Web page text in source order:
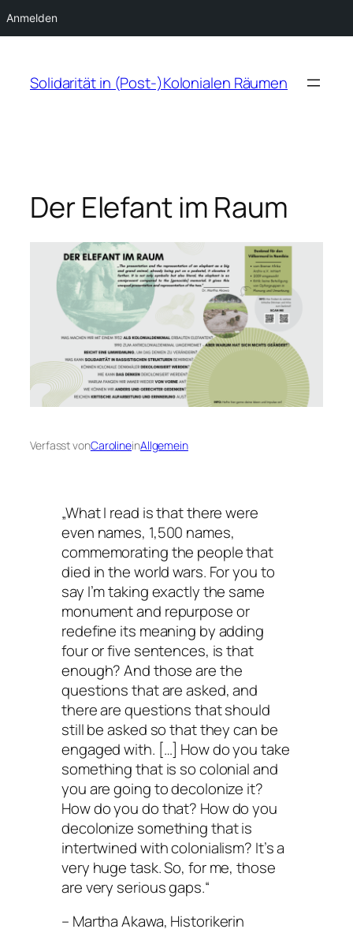
Anmelden
springen
Solidarität in (Post-)Kolonialen Räumen
Der Elefant im Raum
Verfasst vonCarolineinAllgemein
„What I read is that there were
even names, 1,500 names,
commemorating the people that
died in the world wars. For you to
say I’m taking exactly the same
monument and repurpose or
redefine its meaning by adding
four or five sentences, is that
enough? And those are the
questions that are asked, and
there are questions that should
still be asked so that they can be
engaged with. […] How do you take
something that is so colonial and
you are going to decolonize it?
How do you do that? How do you
decolonize something that is
intertwined with colonialism? It’s a
very huge task. So, for me, those
are very serious gaps.“
– Martha Akawa, Historikerin